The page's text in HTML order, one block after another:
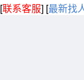
[联系客服] [最新找